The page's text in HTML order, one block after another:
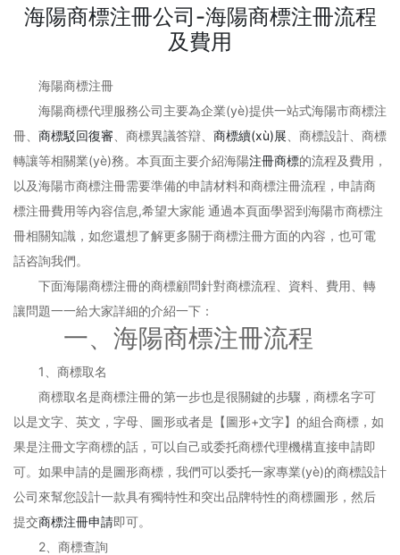
海陽商標注冊公司-海陽商標注冊流程
及費用
海陽商標注冊
海陽商標代理服務公司主要為企業(yè)提供一站式海陽市商標注
冊、 商標駁回復審 、商標異議答辯、 商標續(xù)展 、商標設計、商標
轉讓等相關業(yè)務。本頁面主要介紹海陽注冊商標的流程及費用，
以及海陽市商標注冊需要準備的申請材料和商標注冊流程，申請商
標注冊費用等內容信息,希望大家能 通過本頁面學習到海陽市商標注
冊相關知識，如您還想了解更多關于商標注冊方面的內容，也可電
話咨詢我們。
下面海陽商標注冊的商標顧問針對商標流程、資料、費用、轉
讓問題一一給大家詳細的介紹一下：
一、海陽商標注冊流程
1、商標取名
商標取名是商標注冊的第一步也是很關鍵的步驟，商標名字可
以是文字、英文，字母、圖形或者是【圖形+文字】的組合商標，如
果是注冊文字商標的話，可以自己或委托商標代理機構直接申請即
可。如果申請的是圖形商標，我們可以委托一家專業(yè)的商標設計
公司來幫您設計一款具有獨特性和突出品牌特性的商標圖形，然后
提交商標注冊申請即可。
2、商標查詢